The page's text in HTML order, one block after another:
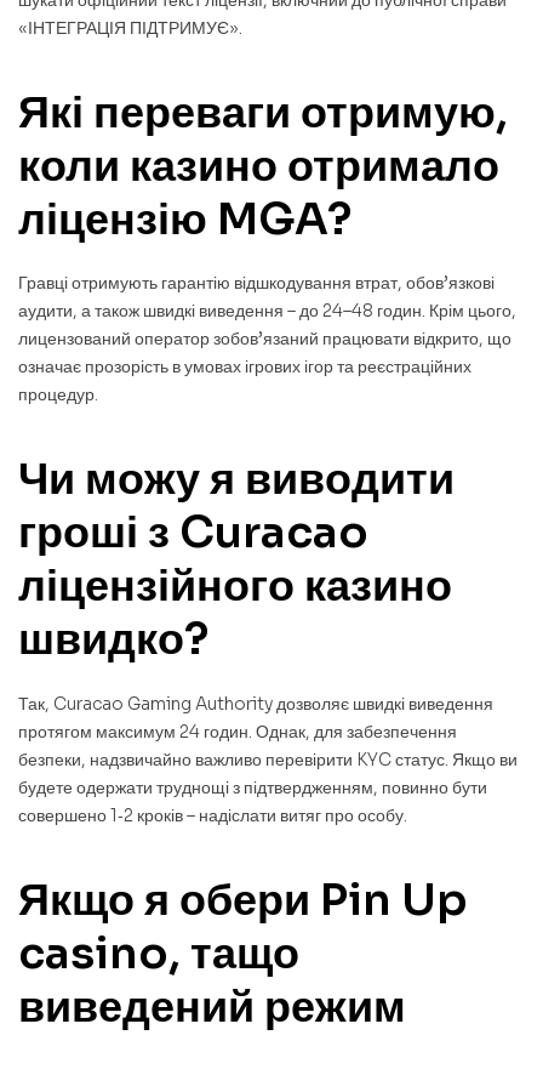
«ІНТЕГРАЦІЯ ПІДТРИМУЄ».
Які переваги отримую,
коли казино отримало
ліцензію MGA?
Гравці отримують гарантію відшкодування втрат, обов’язкові
аудити, а також швидкі виведення – до 24–48 годин. Крім цього,
лицензований оператор зобов’язаний працювати відкрито, що
означає прозорість в умовах ігрових ігор та реєстраційних
процедур.
Чи можу я виводити
гроші з Curacao
ліцензійного казино
швидко?
Так, Curacao Gaming Authority дозволяє швидкі виведення
протягом максимум 24 годин. Однак, для забезпечення
безпеки, надзвичайно важливо перевірити KYC статус. Якщо ви
будете одержати труднощі з підтвердженням, повинно бути
совершено 1‑2 кроків – надіслати витяг про особу.
Якщо я обери Pin Up
casino, тащо
виведений режим